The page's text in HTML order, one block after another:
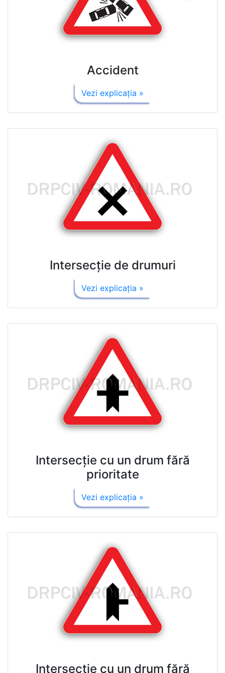
Accident
Vezi explicaţia »
Intersecţie de drumuri
Vezi explicaţia »
Intersecţie cu un drum fără
prioritate
Vezi explicaţia »
Intersecţie cu un drum fără